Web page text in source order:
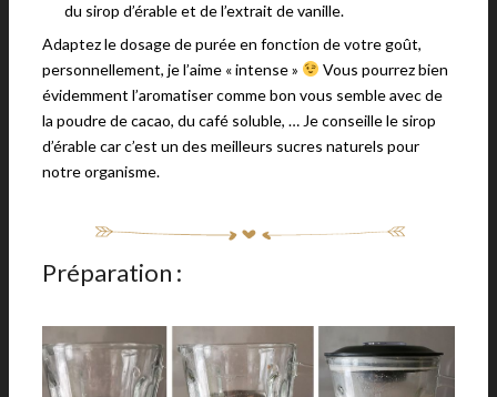
du sirop d’érable et de l’extrait de vanille.
Adaptez le dosage de purée en fonction de votre goût,
personnellement, je l’aime « intense »
Vous pourrez bien
évidemment l’aromatiser comme bon vous semble avec de
la poudre de cacao, du café soluble, … Je conseille le sirop
d’érable car c’est un des meilleurs sucres naturels pour
notre organisme.
Préparation :